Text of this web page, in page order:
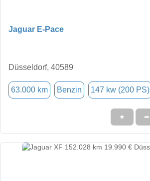
Jaguar E-Pace
Düsseldorf, 40589
63.000 km Benzin 147 kw (200 PS)
★ ➦